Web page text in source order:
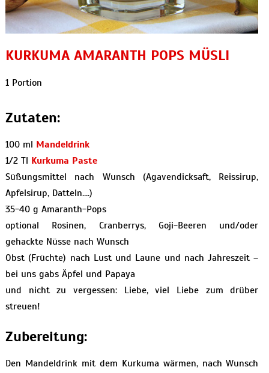
KURKUMA AMARANTH POPS MÜSLI
1 Portion
Zutaten:
100 ml Mandeldrink
1/2 Tl Kurkuma Paste
Süßungsmittel nach Wunsch (Agavendicksaft, Reissirup,
Apfelsirup, Datteln….)
35-40 g Amaranth-Pops
optional Rosinen, Cranberrys, Goji-Beeren und/oder
gehackte Nüsse nach Wunsch
Obst (Früchte) nach Lust und Laune und nach Jahreszeit –
bei uns gabs Äpfel und Papaya
und nicht zu vergessen: Liebe, viel Liebe zum drüber
streuen!
Zubereitung:
Den Mandeldrink mit dem Kurkuma wärmen, nach Wunsch